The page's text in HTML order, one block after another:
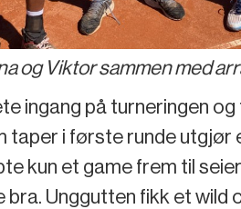
og Viktor sammen med
ingang på turneringen
taper i første runde
kun et game frem til
bra. Unggutten fikk et